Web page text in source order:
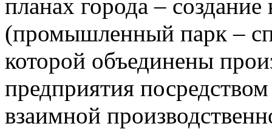
планах города –
(промышленный парк –
которой объединены
предприятия
взаимной